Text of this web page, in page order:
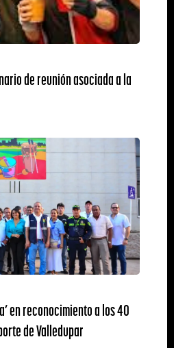
de reunión asociada a la
en reconocimiento a los 40
de Valledupar